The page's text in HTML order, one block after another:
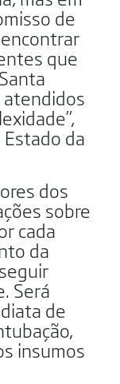
de
que
da
dos
sobre
cada
da
Será
de
insumos